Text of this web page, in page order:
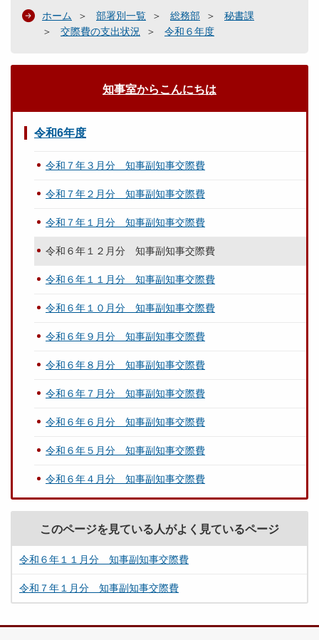
ホーム 部署別一覧 総務部
秘書課
交際費の支出状況
令和６年度
知事室からこんにちは
令和6年度
令和７年３月分 知事副知事交際費
令和７年２月分 知事副知事交際費
令和７年１月分 知事副知事交際費
令和６年１２月分 知事副知事交際費
令和６年１１月分 知事副知事交際費
令和６年１０月分 知事副知事交際費
令和６年９月分 知事副知事交際費
令和６年８月分 知事副知事交際費
令和６年７月分 知事副知事交際費
令和６年６月分 知事副知事交際費
令和６年５月分 知事副知事交際費
令和６年４月分 知事副知事交際費
このページを見ている人がよく見ているページ
令和６年１１月分 知事副知事交際費
令和７年１月分 知事副知事交際費